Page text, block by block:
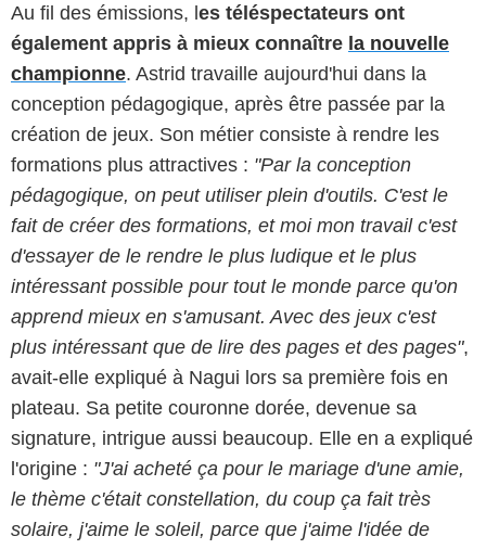
Au fil des émissions, les téléspectateurs ont
également appris à mieux connaître la nouvelle
championne. Astrid travaille aujourd'hui dans la
conception pédagogique, après être passée par la
création de jeux. Son métier consiste à rendre les
formations plus attractives : "Par la conception
pédagogique, on peut utiliser plein d'outils. C'est le
fait de créer des formations, et moi mon travail c'est
d'essayer de le rendre le plus ludique et le plus
intéressant possible pour tout le monde parce qu'on
apprend mieux en s'amusant. Avec des jeux c'est
plus intéressant que de lire des pages et des pages",
avait-elle expliqué à Nagui lors sa première fois en
plateau. Sa petite couronne dorée, devenue sa
signature, intrigue aussi beaucoup. Elle en a expliqué
l'origine : "J'ai acheté ça pour le mariage d'une amie,
le thème c'était constellation, du coup ça fait très
solaire, j'aime le soleil, parce que j'aime l'idée de